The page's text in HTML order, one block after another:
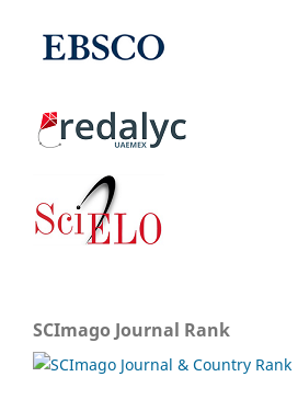
SCImago Journal Rank